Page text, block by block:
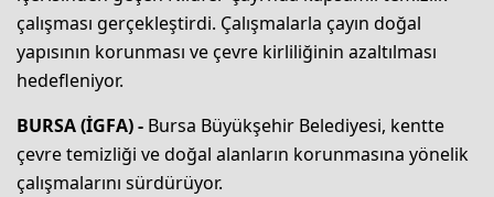
çalışması gerçekleştirdi. Çalışmalarla çayın doğal
yapısının korunması ve çevre kirliliğinin azaltılması
hedefleniyor.
BURSA (İGFA) - Bursa Büyükşehir Belediyesi, kentte
çevre temizliği ve doğal alanların korunmasına yönelik
çalışmalarını sürdürüyor.